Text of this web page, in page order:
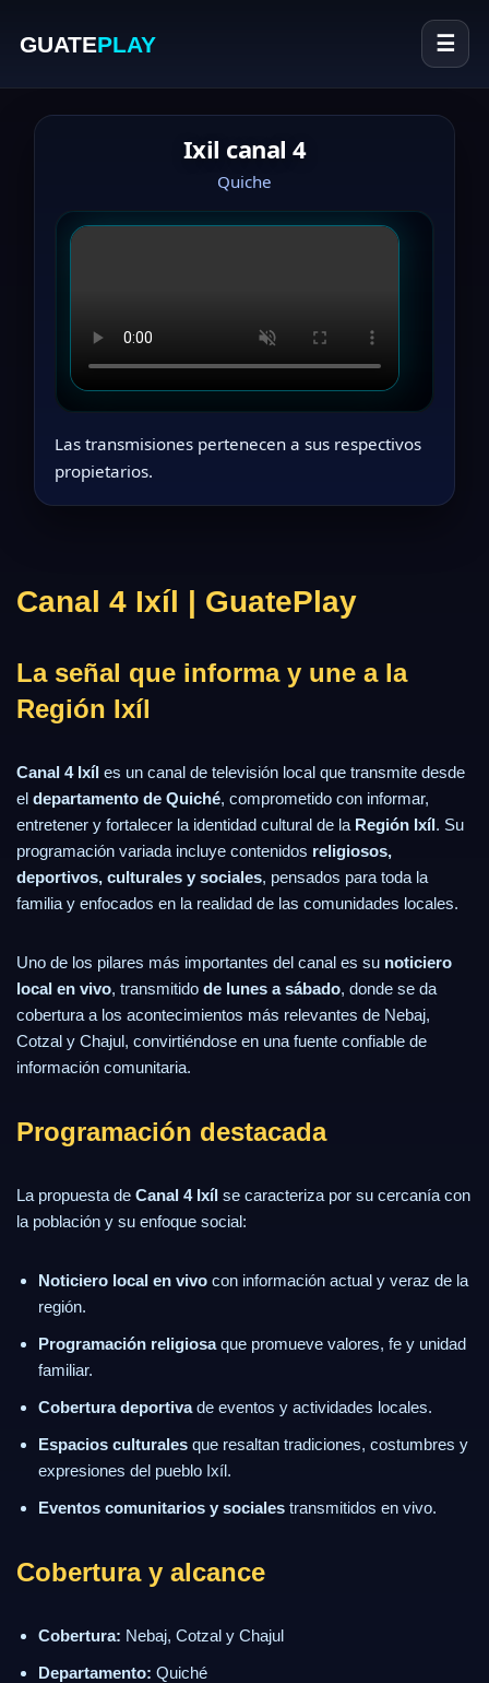
GUATEPLAY ☰
Ixil canal 4
Quiche
Las transmisiones pertenecen a sus respectivos
propietarios.
Canal 4 Ixíl | GuatePlay
La señal que informa y une a la
Región Ixíl
Canal 4 Ixíl es un canal de televisión local que transmite desde
el departamento de Quiché, comprometido con informar,
entretener y fortalecer la identidad cultural de la Región Ixíl. Su
programación variada incluye contenidos religiosos,
deportivos, culturales y sociales, pensados para toda la
familia y enfocados en la realidad de las comunidades locales.
Uno de los pilares más importantes del canal es su noticiero
local en vivo, transmitido de lunes a sábado, donde se da
cobertura a los acontecimientos más relevantes de Nebaj,
Cotzal y Chajul, convirtiéndose en una fuente confiable de
información comunitaria.
Programación destacada
La propuesta de Canal 4 Ixíl se caracteriza por su cercanía con
la población y su enfoque social:
Noticiero local en vivo con información actual y veraz de la
región.
Programación religiosaque promueve valores, fe y unidad
familiar.
Cobertura deportivade eventos y actividades locales.
Espacios culturales que resaltan tradiciones, costumbres y
expresiones del pueblo Ixíl.
Eventos comunitarios y sociales transmitidos en vivo.
Cobertura y alcance
Cobertura: Nebaj, Cotzal y Chajul
Departamento: Quiché